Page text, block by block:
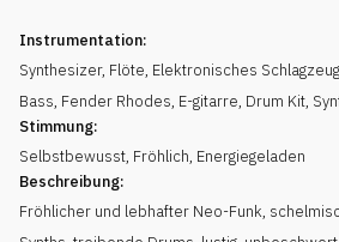
Instrumentation:
Synthesizer, Flöte, Elektronisches Schlagzeug
Bass, Fender Rhodes, E-gitarre, Drum Kit,
Stimmung:
Selbstbewusst, Fröhlich, Energiegeladen
Beschreibung:
Fröhlicher und lebhafter Neo-Funk,